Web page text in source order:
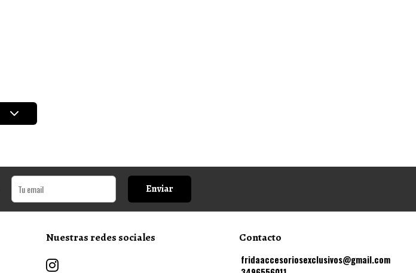
Enviar
Nuestras redes sociales Contacto
fridaaccesoriosexclusivos@gmail.com